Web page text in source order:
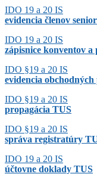
IDO 19 a 20 IS
evidencia členov
IDO 19 a 20 IS
zápisnice konventov a
IDO §19 a 20 IS
evidencia
IDO §19 a 20 IS
propagácia TUS
IDO §19 a 20 IS
správa registratúry
IDO 19 a 20 IS
účtovne doklady TUS